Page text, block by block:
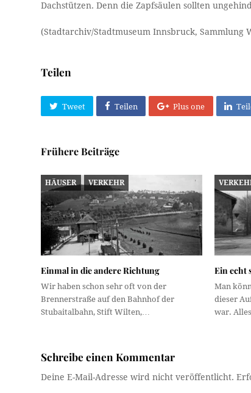
Dachstützen. Denn die Zapfsäulen sollten
(Stadtarchiv/Stadtmuseum Innsbruck, Sammlung
Teilen
Tweet Teilen Plus one
Frühere Beiträge
HÄUSER VERKEHR
Einmal in die andere Richtung
Wir haben schon sehr oft von der
Brennerstraße auf den Bahnhof der
Stubaitalbahn, Stift Wilten,…
Ein echt
Man
dieser
war.
Schreibe einen Kommentar
Deine E-Mail-Adresse wird nicht veröffentlicht.